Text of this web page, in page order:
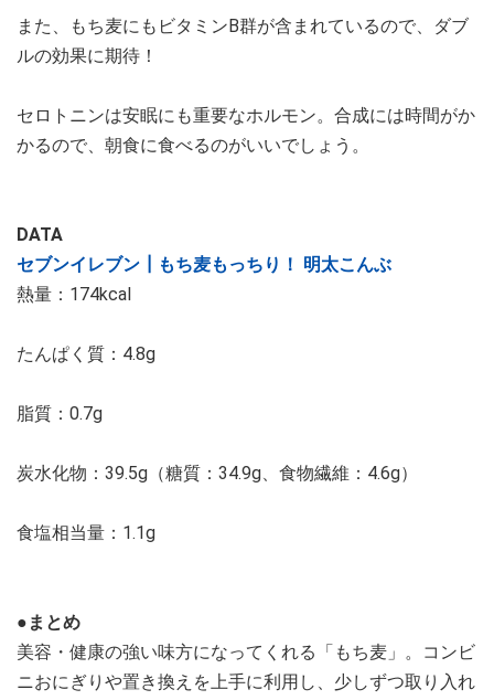
また、もち麦にもビタミンB群が含まれているので、ダブ
ルの効果に期待！
セロトニンは安眠にも重要なホルモン。合成には時間がか
かるので、朝食に食べるのがいいでしょう。
DATA
セブンイレブン┃もち麦もっちり！ 明太こんぶ
熱量：174kcal
たんぱく質：4.8g
脂質：0.7g
炭水化物：39.5g（糖質：34.9g、食物繊維：4.6g）
食塩相当量：1.1g
●まとめ
美容・健康の強い味方になってくれる「もち麦」。コンビ
ニおにぎりや置き換えを上手に利用し、少しずつ取り入れ